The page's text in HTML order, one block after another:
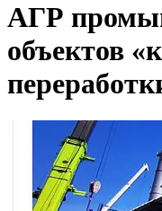
АГР
объектов